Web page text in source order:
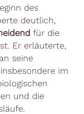
des
deutlich,
für die
Er erläuterte,
seine
im
und die